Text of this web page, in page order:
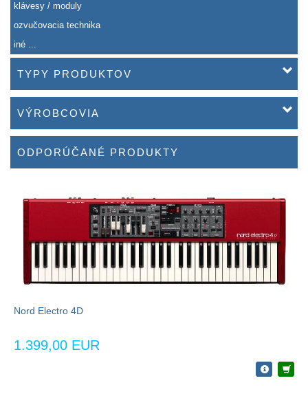
klávesy / moduly
ozvučovacia technika
iné ...
TYPY PRODUKTOV
VÝROBCOVIA
ODPORÚČANÉ PRODUKTY
Nord Electro 4D
1.399,00 EUR